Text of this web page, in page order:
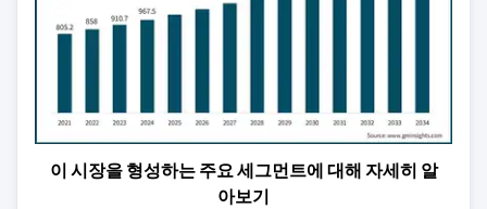
이 시장을 형성하는 주요 세그먼트에 대해 자세히 알
아보기